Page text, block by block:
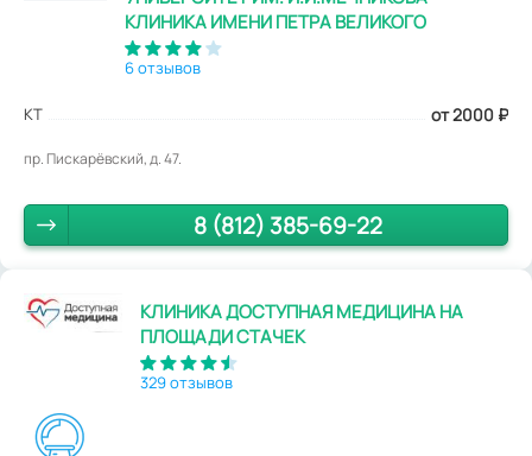
КЛИНИКА ИМЕНИ ПЕТРА ВЕЛИКОГО
6 отзывов
КТ от 2000 ₽
пр. Пискарёвский, д. 47.
8 (812) 385-69-22
КЛИНИКА ДОСТУПНАЯ МЕДИЦИНА НА
ПЛОЩАДИ СТАЧЕК
329 отзывов